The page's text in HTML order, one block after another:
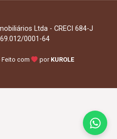
Ltda - CRECI 684-J
0001-64
Feito com por KUROLE